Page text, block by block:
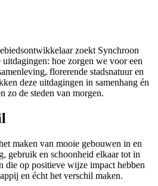
zoekt Synchroon
hoe zorgen we voor een
florerende stadsnatuur en
deze uitdagingen in samenhang én
zo de steden van morgen.
maken van mooie gebouwen in en
gebruik en schoonheid elkaar tot in
die op positieve wijze impact hebben
en écht het verschil maken.